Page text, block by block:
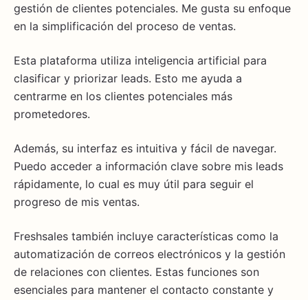
gestión de clientes potenciales. Me gusta su enfoque
en la simplificación del proceso de ventas.
Esta plataforma utiliza inteligencia artificial para
clasificar y priorizar leads. Esto me ayuda a
centrarme en los clientes potenciales más
prometedores.
Además, su interfaz es intuitiva y fácil de navegar.
Puedo acceder a información clave sobre mis leads
rápidamente, lo cual es muy útil para seguir el
progreso de mis ventas.
Freshsales también incluye características como la
automatización de correos electrónicos y la gestión
de relaciones con clientes. Estas funciones son
esenciales para mantener el contacto constante y